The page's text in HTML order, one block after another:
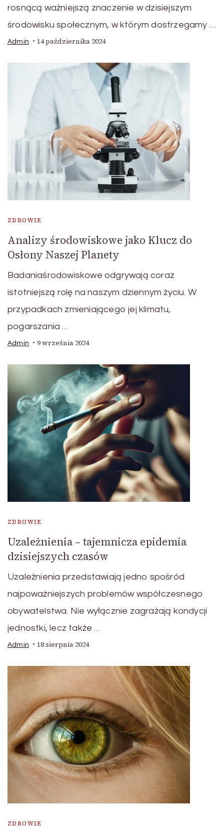
rosnącą ważniejszą znaczenie w dzisiejszym
środowisku społecznym, w którym dostrzegamy …
Admin 14 października 2024
ZDROWIE
Analizy środowiskowe jako Klucz do
Osłony Naszej Planety
Badaniaśrodowiskowe odgrywają coraz
istotniejszą rolę na naszym dziennym życiu. W
przypadkach zmieniającego jej klimatu,
pogarszania …
Admin 9 września 2024
ZDROWIE
Uzależnienia – tajemnicza epidemia
dzisiejszych czasów
Uzależnienia przedstawiają jedno spośród
najpoważniejszych problemów współczesnego
obywatelstwa. Nie wyłącznie zagrażają kondycji
jednostki, lecz także …
Admin 18 sierpnia 2024
ZDROWIE